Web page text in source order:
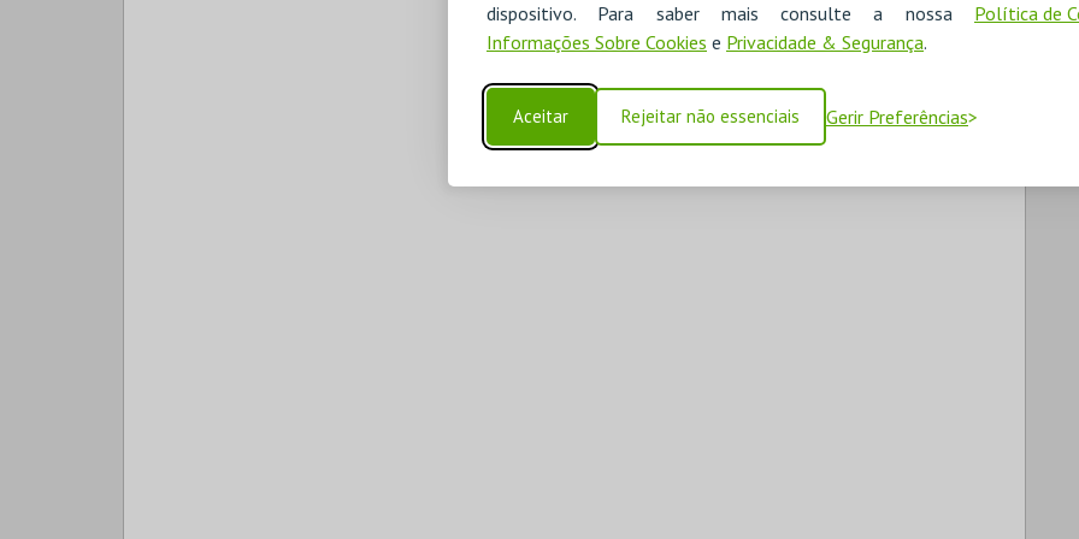
dispositivo. Para saber mais consulte a nossa Política de
Informações Sobre Cookies e Privacidade & Segurança.
Aceitar Rejeitar não essenciais Gerir Preferências